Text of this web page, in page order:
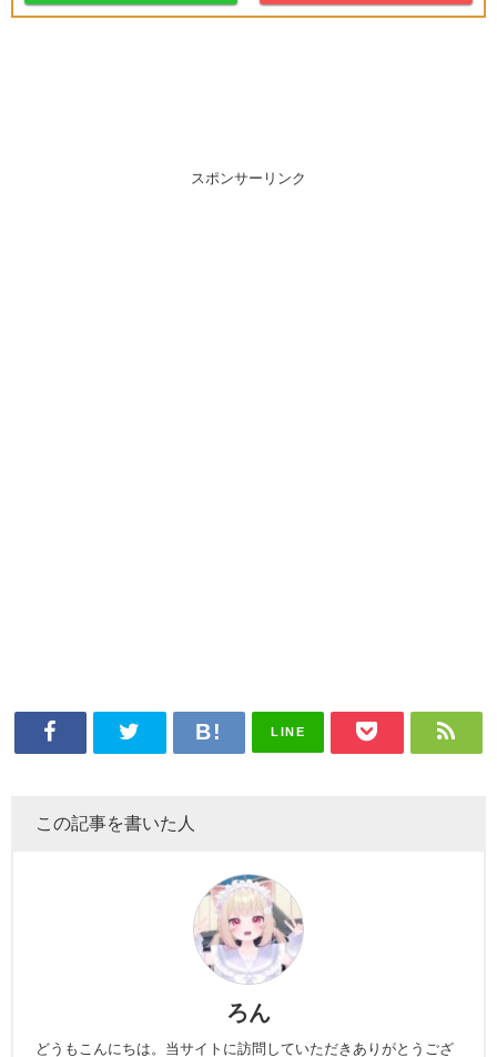
スポンサーリンク
LINE
この記事を書いた人
ろん
どうもこんにちは。当サイトに訪問していただきありがとうござ